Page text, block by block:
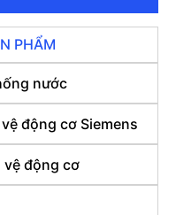
PHẨM
nước
động cơ Siemens
vệ động cơ